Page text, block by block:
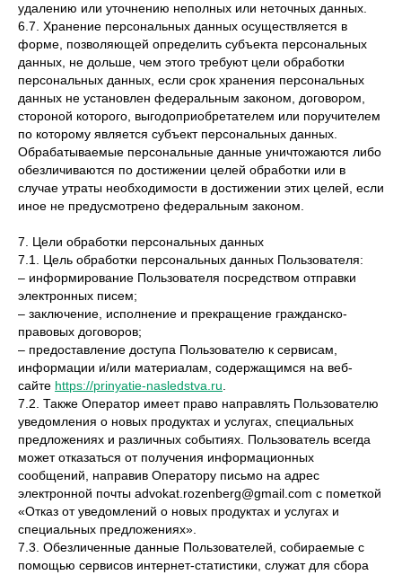
удалению или уточнению неполных или неточных данных.
6.7. Хранение персональных данных осуществляется в
форме, позволяющей определить субъекта персональных
данных, не дольше, чем этого требуют цели обработки
персональных данных, если срок хранения персональных
данных не установлен федеральным законом, договором,
стороной которого, выгодоприобретателем или поручителем
по которому является субъект персональных данных.
Обрабатываемые персональные данные уничтожаются либо
обезличиваются по достижении целей обработки или в
случае утраты необходимости в достижении этих целей, если
иное не предусмотрено федеральным законом.
7. Цели обработки персональных данных
7.1. Цель обработки персональных данных Пользователя:
– информирование Пользователя посредством отправки
электронных писем;
– заключение, исполнение и прекращение гражданско-
правовых договоров;
– предоставление доступа Пользователю к сервисам,
информации и/или материалам, содержащимся на веб-
сайте https://prinyatie-nasledstva.ru
7.2. Также Оператор имеет право направлять Пользователю
уведомления о новых продуктах и услугах, специальных
предложениях и различных событиях. Пользователь всегда
может отказаться от получения информационных
сообщений, направив Оператору письмо на адрес
электронной почты advokat.rozenberg@gmail.com с пометкой
«Отказ от уведомлений о новых продуктах и услугах и
специальных предложениях».
7.3. Обезличенные данные Пользователей, собираемые с
помощью сервисов интернет-статистики, служат для сбора